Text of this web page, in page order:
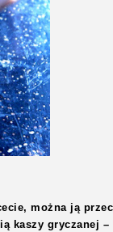
można ją
kaszy gryczanej –